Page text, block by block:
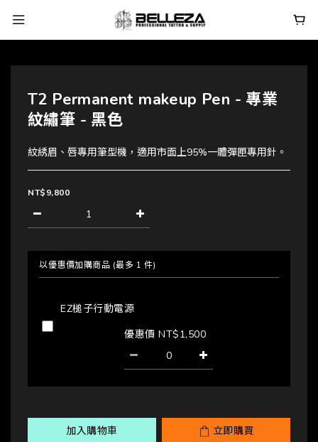
T2 Permanent makeup Pen - 專業
紋繡筆 - 黑色
紋綉眉、唇專用筆型機，適用市面上95%一體彈匣專用針。
NT$9,800
以優惠價加購商品 (最多 1 件)
EZ槌子行動電源
優惠價 NT$1,500
加入購物車 立即購買